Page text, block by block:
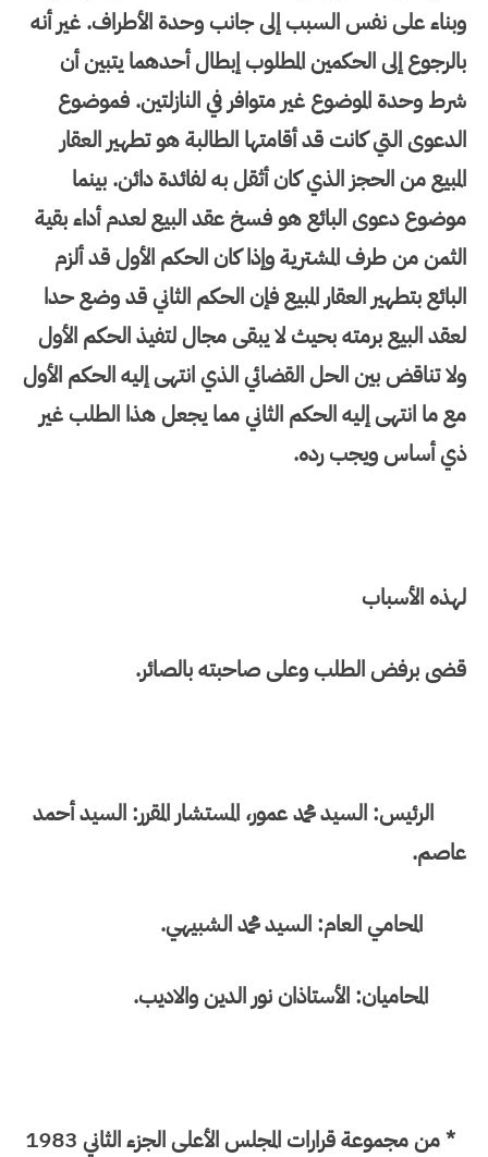
وبناء على نفس السبب إلى جانب وحدة الأطراف. غير أنه
بالرجوع إلى الحكمين المطلوب إبطال أحدهما يتبين أن
شرط وحدة الموضوع غير متوافر في النازلتين. فموضوع
الدعوى التي كانت قد أقامتها الطالبة هو تطهير العقار
المبيع من الحجز الذي كان أثقل به لفائدة دائن. بينما
موضوع دعوى البائع هو فسخ عقد البيع لعدم أداء بقية
الثمن من طرف المشترية وإذا كان الحكم الأول قد ألزم
البائع بتطهير العقار المبيع فإن الحكم الثاني قد وضع حدا
لعقد البيع برمته بحيث لا يبقى مجال لتفيذ الحكم الأول
ولا تناقض بين الحل القضائي الذي انتهى إليه الحكم الأول
مع ما انتهى إليه الحكم الثاني مما يجعل هذا الطلب غير
ذي أساس ويجب رده.
لهذه الأسباب
قضى برفض الطلب وعلى صاحبته بالصائر.
الرئيس: السيد محمد عمور، المستشار المقرر: السيد أحمد
عاصم.
المحامي العام: السيد محمد الشبيهي.
المحاميان: الأستاذان نور الدين والاديب.
* من مجموعة قرارات المجلس الأعلى الجزء الثاني 1983